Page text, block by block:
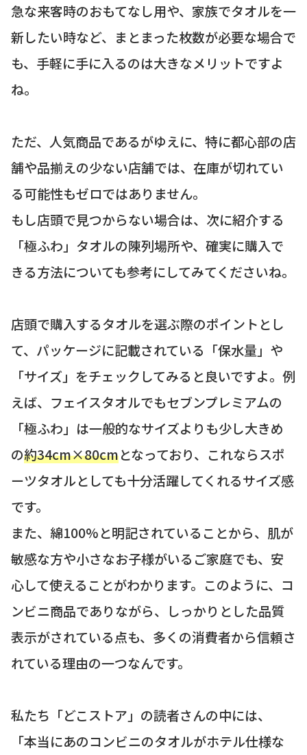
急な来客時のおもてなし用や、家族でタオルを一
新したい時など、まとまった枚数が必要な場合で
も、手軽に手に入るのは大きなメリットですよ
ね。
ただ、人気商品であるがゆえに、特に都心部の店
舗や品揃えの少ない店舗では、在庫が切れてい
る可能性もゼロではありません。
もし店頭で見つからない場合は、次に紹介する
「極ふわ」タオルの陳列場所や、確実に購入で
きる方法についても参考にしてみてくださいね。
店頭で購入するタオルを選ぶ際のポイントとし
て、パッケージに記載されている「保水量」や
「サイズ」をチェックしてみると良いですよ。例
えば、フェイスタオルでもセブンプレミアムの
「極ふわ」は一般的なサイズよりも少し大きめ
の約34cm×80cmとなっており、これならスポ
ーツタオルとしても十分活躍してくれるサイズ感
です。
また、綿100%と明記されていることから、肌が
敏感な方や小さなお子様がいるご家庭でも、安
心して使えることがわかります。このように、コ
ンビニ商品でありながら、しっかりとした品質
表示がされている点も、多くの消費者から信頼さ
れている理由の一つなんです。
私たち「どこストア」の読者さんの中には、
「本当にあのコンビニのタオルがホテル仕様な